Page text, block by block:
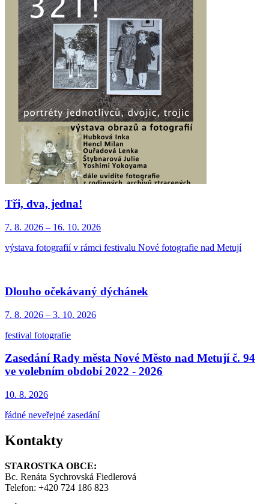
Tři, dva, jedna!
7. 8. 2026 – 16. 10. 2026
výstava fotografií v rámci festivalu Nové fotografie nad Metují
Dlouho očekávaný dýchánek
7. 8. 2026 – 3. 10. 2026
festival fotografie
Zasedání Rady města Nové Město nad Metují č. 94
ve volebním období 2022 - 2026
10. 8. 2026
řádné neveřejné zasedání
Kontakty
STAROSTKA OBCE:
Bc. Renáta Sychrovská Fiedlerová
Telefon: +420 724 186 823